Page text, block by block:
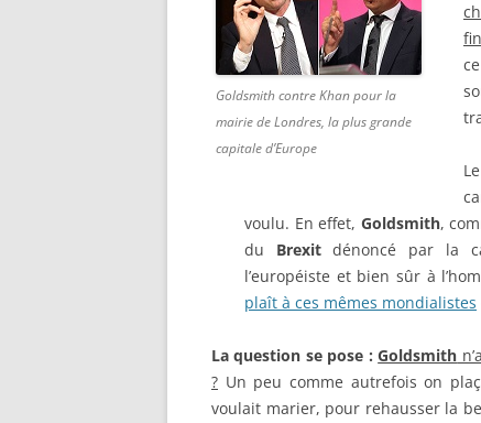
Goldsmith contre Khan pour la
mairie de Londres, la plus grande
capitale d’Europe
voulu. En effet, Goldsmith,
du Brexitdénoncé par la
l’européiste et bien sûr à
plaît à ces mêmes mondialistes
La question se pose : Goldsmith
? Un peu comme autrefois on
voulait marier, pour rehausser la